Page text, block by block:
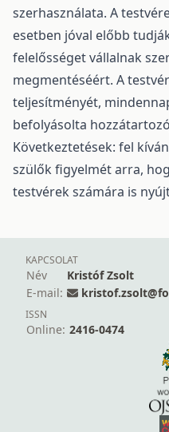
szerhasználata. A
esetben jóval előbb
felelősséget vállalnak
megmentéséért. A
teljesítményét,
befolyásolta
Következtetések: fel
szülők figyelmét arra,
testvérek számára is
KAPCSOLAT
Név
Kristóf Zsolt
E-mail:
ISSN
Online: 2416-0474